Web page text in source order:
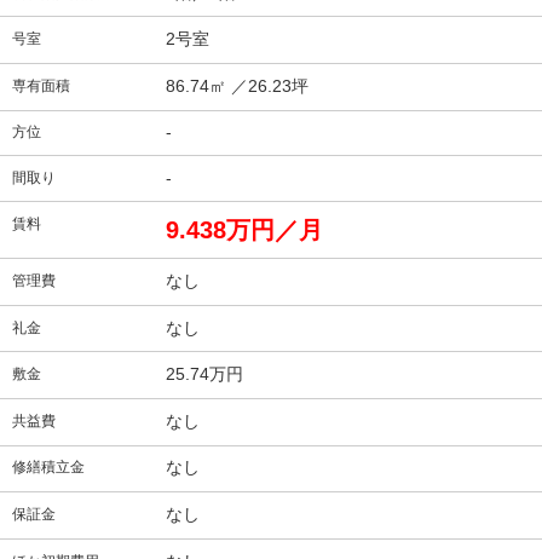
号室 2号室
専有面積 86.74㎡ ／26.23坪
方位 -
間取り -
賃料 9.438万円／月
管理費 なし
礼金 なし
敷金 25.74万円
共益費 なし
修繕積立金 なし
保証金 なし